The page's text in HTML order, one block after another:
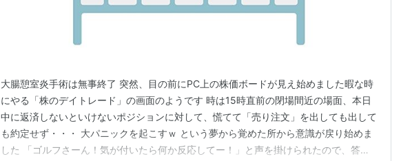
大腸憩室炎手術は無事終了 突然、目の前にPC上の株価ボードが見え始めました暇な時
にやる「株のデイトレード」の画面のようです 時は15時直前の閉場間近の場面、本日
中に返済しないといけないポジションに対して、慌てて「売り注文」を出しても出して
も約定せず・・・ 大パニックを起こすｗ という夢から覚めた所から意識が戻り始めま
した 「ゴルフさーん！気が付いたら何か反応してー！」と声を掛けられたので、答え